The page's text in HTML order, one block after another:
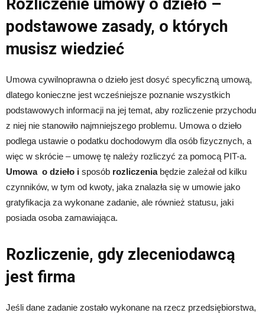
Rozliczenie umowy o dzieło –
podstawowe zasady, o których
musisz wiedzieć
Umowa cywilnoprawna o dzieło jest dosyć specyficzną umową,
dlatego konieczne jest wcześniejsze poznanie wszystkich
podstawowych informacji na jej temat, aby rozliczenie przychodu
z niej nie stanowiło najmniejszego problemu. Umowa o dzieło
podlega ustawie o podatku dochodowym dla osób fizycznych, a
więc w skrócie – umowę tę należy rozliczyć za pomocą PIT-a.
Umowa o dzieło i sposób rozliczeniabędzie zależał od kilku
czynników, w tym od kwoty, jaka znalazła się w umowie jako
gratyfikacja za wykonane zadanie, ale również statusu, jaki
posiada osoba zamawiająca.
Rozliczenie, gdy zleceniodawcą
jest firma
Jeśli dane zadanie zostało wykonane na rzecz przedsiębiorstwa,